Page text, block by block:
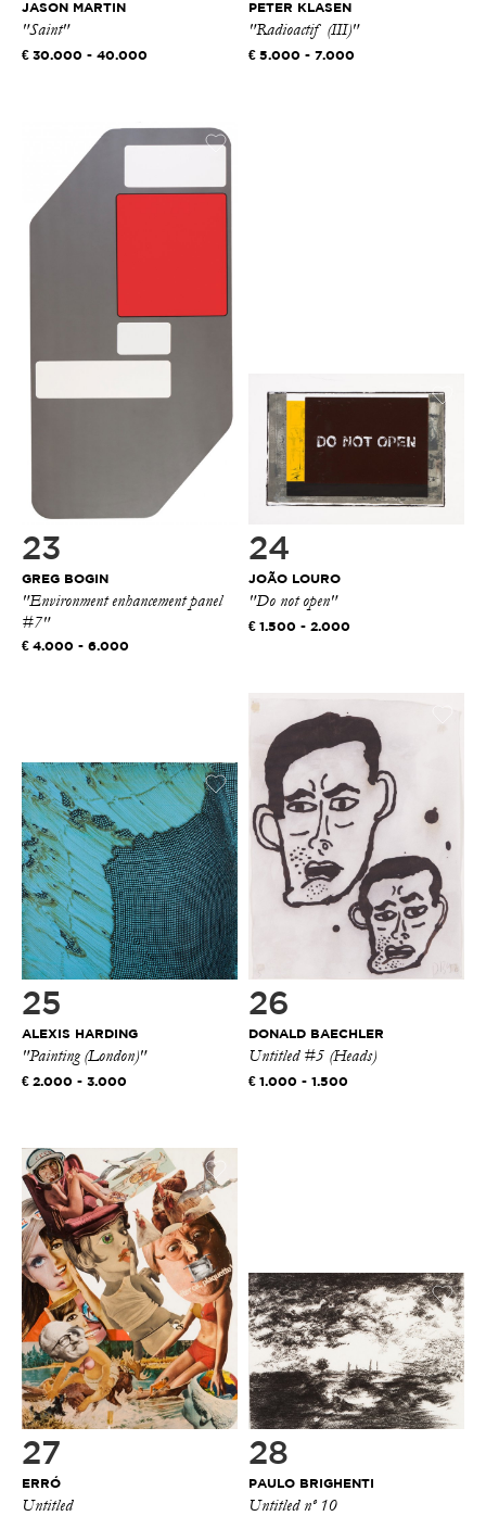
JASON MARTIN
"Saint"
30.000 - 40.000
PETER KLASEN
"Radioactif (III)"
5.000 - 7.000
23
GREG BOGIN
"Environment enhancement panel
#7"
4.000 - 6.000
24
JOÃO LOURO
"Do not open"
1.500 - 2.000
25
ALEXIS HARDING
"Painting (London)"
2.000 - 3.000
26
DONALD BAECHLER
Untitled #5 (Heads)
1.000 - 1.500
27
ERRÓ
Untitled
28
PAULO BRIGHENTI
Untitled nº 10